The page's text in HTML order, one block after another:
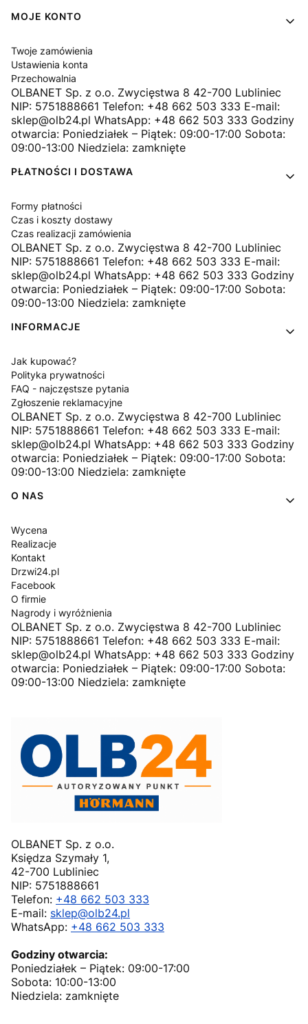
MOJE KONTO
Twoje zamówienia
Ustawienia konta
Przechowalnia
OLBANET Sp. z o.o. Zwycięstwa 8 42-700 Lubliniec
NIP: 5751888661 Telefon: +48 662 503 333 E-mail:
sklep@olb24.pl WhatsApp: +48 662 503 333 Godziny
otwarcia: Poniedziałek – Piątek: 09:00-17:00 Sobota:
09:00-13:00 Niedziela: zamknięte
PŁATNOŚCI I DOSTAWA
Formy płatności
Czas i koszty dostawy
Czas realizacji zamówienia
OLBANET Sp. z o.o. Zwycięstwa 8 42-700 Lubliniec
NIP: 5751888661 Telefon: +48 662 503 333 E-mail:
sklep@olb24.pl WhatsApp: +48 662 503 333 Godziny
otwarcia: Poniedziałek – Piątek: 09:00-17:00 Sobota:
09:00-13:00 Niedziela: zamknięte
INFORMACJE
Jak kupować?
Polityka prywatności
FAQ - najczęstsze pytania
Zgłoszenie reklamacyjne
OLBANET Sp. z o.o. Zwycięstwa 8 42-700 Lubliniec
NIP: 5751888661 Telefon: +48 662 503 333 E-mail:
sklep@olb24.pl WhatsApp: +48 662 503 333 Godziny
otwarcia: Poniedziałek – Piątek: 09:00-17:00 Sobota:
09:00-13:00 Niedziela: zamknięte
O NAS
Wycena
Realizacje
Kontakt
Drzwi24.pl
Facebook
O firmie
Nagrody i wyróżnienia
OLBANET Sp. z o.o. Zwycięstwa 8 42-700 Lubliniec
NIP: 5751888661 Telefon: +48 662 503 333 E-mail:
sklep@olb24.pl WhatsApp: +48 662 503 333 Godziny
otwarcia: Poniedziałek – Piątek: 09:00-17:00 Sobota:
09:00-13:00 Niedziela: zamknięte
OLBANET Sp. z o.o.
Księdza Szymały 1,
42-700 Lubliniec
NIP: 5751888661
Telefon: +48 662 503 333
E-mail: sklep@olb24.pl
WhatsApp: +48 662 503 333
Godziny otwarcia:
Poniedziałek – Piątek: 09:00-17:00
Sobota: 10:00-13:00
Niedziela: zamknięte